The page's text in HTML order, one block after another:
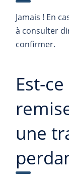
Jamais ! En
à consulter
confirmer.
Est-
une